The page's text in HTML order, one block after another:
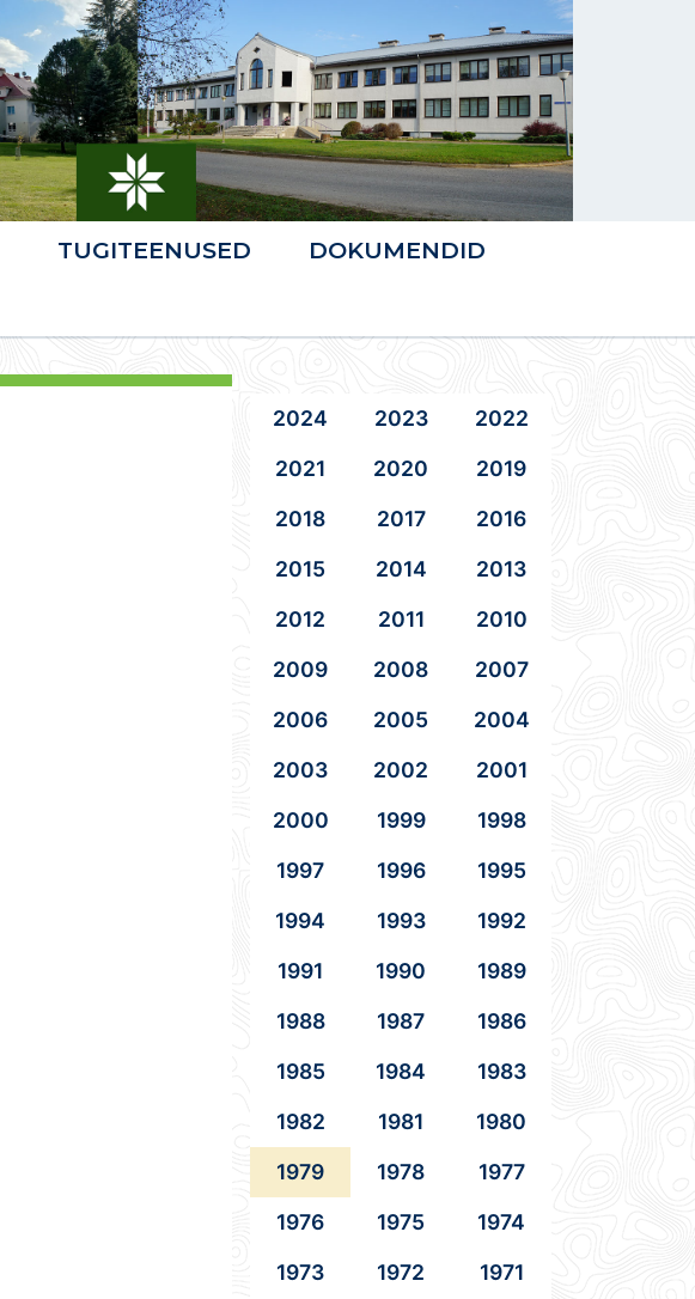
TUGITEENUSED
DOKUMENDID
2024 2023
2022
2021
2020
2019
2018
2017
2016
2015
2014
2013
2012
2011
2010
2009
2008
2007
2006
2005
2004
2003
2002
2001
2000
1999
1998
1997
1996
1995
1994
1993
1992
1991
1990
1989
1988
1987
1986
1985
1984
1983
1982
1981
1980
1979
1978
1977
1976
1975
1974
1973
1972
1971